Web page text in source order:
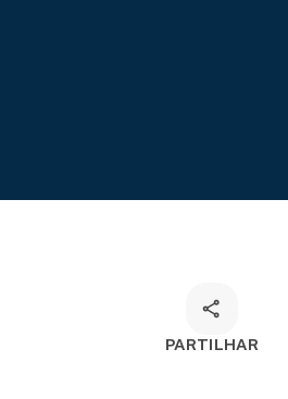
PARTILHAR